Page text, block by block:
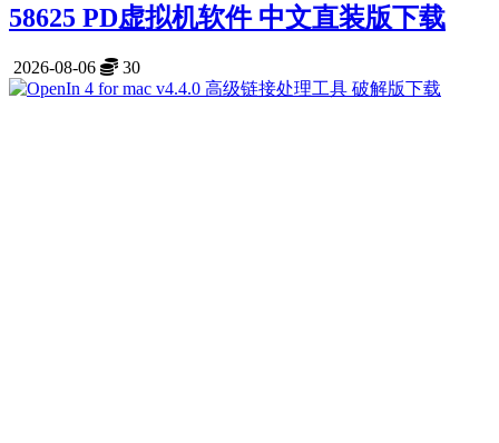
58625 PD虚拟机软件 中文直装版下载
2026-08-06 30